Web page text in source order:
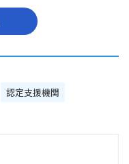
認定支援機関